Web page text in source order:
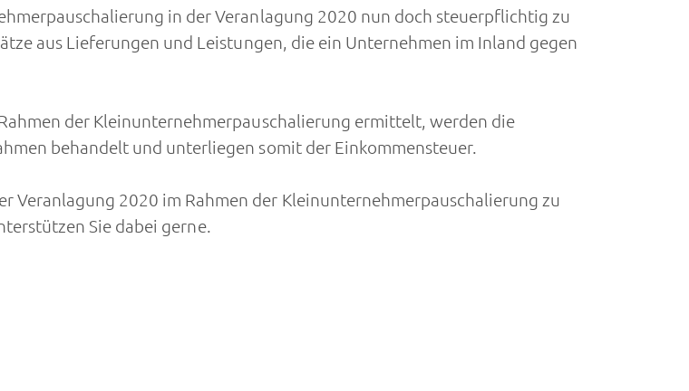
in der Veranlagung 2020 nun doch steuerpflichtig zu
aus Lieferungen und Leistungen, die ein Unternehmen im Inland gegen
der Kleinunternehmerpauschalierung ermittelt, werden die
behandelt und unterliegen somit der Einkommensteuer.
Veranlagung 2020 im Rahmen der Kleinunternehmerpauschalierung zu
Sie dabei gerne.